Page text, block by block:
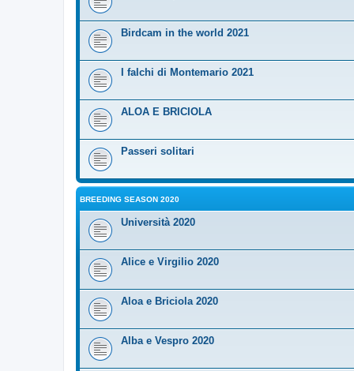
Birdcam in the world 2021
I falchi di Montemario 2021
ALOA E BRICIOLA
Passeri solitari
BREEDING SEASON 2020
Università 2020
Alice e Virgilio 2020
Aloa e Briciola 2020
Alba e Vespro 2020